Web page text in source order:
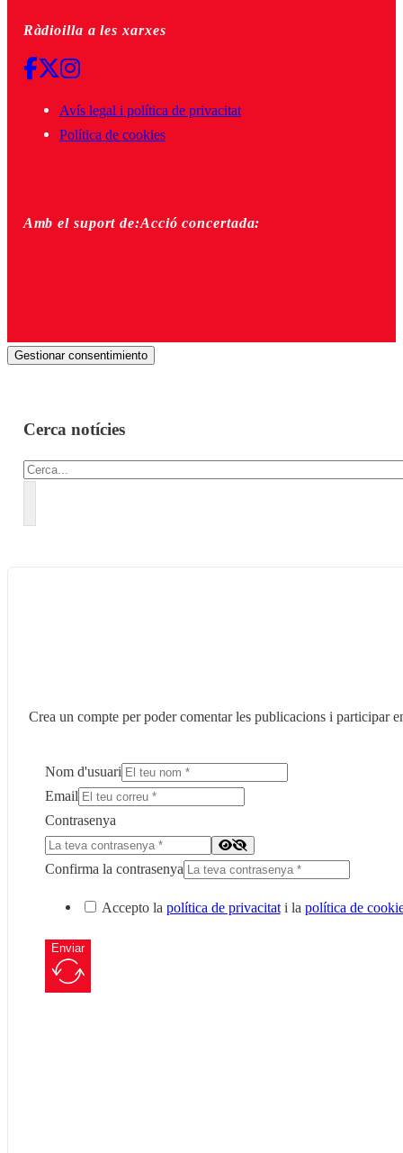
Ràdioilla a les xarxes
Avís legal i política de privacitat
Política de cookies
Amb el suport de:Acció concertada:
Gestionar consentimiento
Cerca notícies
Cercar
Crea un compte per poder comentar les publicacions i participar
Nom d'usuari
Email
Contrasenya
Confirma la contrasenya
Accepto la política de privacitati la política de
Enviar